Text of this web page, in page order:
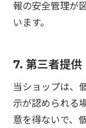
報の安全管理が
います。
7. 第三者提供
当ショップは、
示が認められる
意を得ないで、